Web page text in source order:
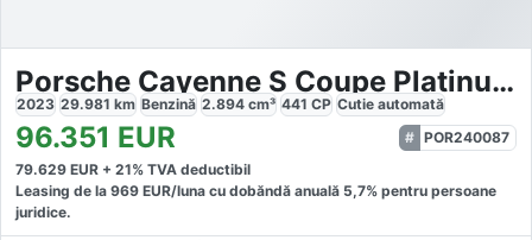
Porsche Cayenne S Coupe Platinum Edition
2023 29.981 km Benzină 2.894 cm³ 441 CP Cutie automată
96.351 EUR
POR240087
79.629 EUR + 21% TVA deductibil
Leasing de la 969 EUR/luna cu dobăndă anuală 5,7% pentru persoane
juridice.